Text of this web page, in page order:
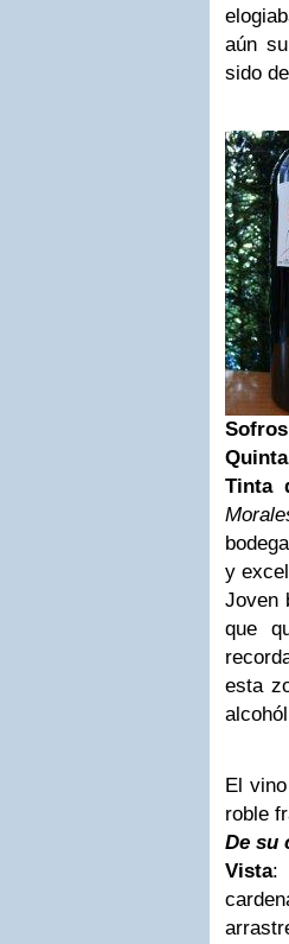
aún
sido
Sofros
Tinta
y
Joven
que
esta
El
roble
De su
Vista: